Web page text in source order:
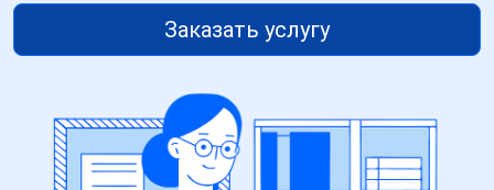
Заказать услугу